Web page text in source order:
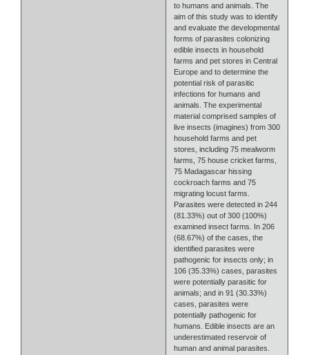
to humans and animals. The
aim of this study was to identify
and evaluate the developmental
forms of parasites colonizing
edible insects in household
farms and pet stores in Central
Europe and to determine the
potential risk of parasitic
infections for humans and
animals. The experimental
material comprised samples of
live insects (imagines) from 300
household farms and pet
stores, including 75 mealworm
farms, 75 house cricket farms,
75 Madagascar hissing
cockroach farms and 75
migrating locust farms.
Parasites were detected in 244
(81.33%) out of 300 (100%)
examined insect farms. In 206
(68.67%) of the cases, the
identified parasites were
pathogenic for insects only; in
106 (35.33%) cases, parasites
were potentially parasitic for
animals; and in 91 (30.33%)
cases, parasites were
potentially pathogenic for
humans. Edible insects are an
underestimated reservoir of
human and animal parasites.